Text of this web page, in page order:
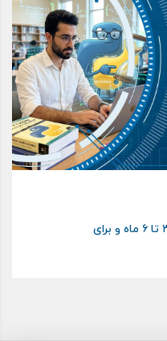
یادگیری پایتون برای مبتدیان بین ۳ تا ۶ ماه و برای